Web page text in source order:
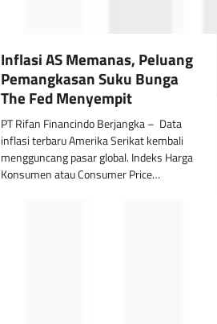
Inflasi AS Memanas, Peluang
Pemangkasan Suku Bunga
The Fed Menyempit
PT Rifan Financindo Berjangka – Data
inflasi terbaru Amerika Serikat kembali
mengguncang pasar global. Indeks Harga
Konsumen atau Consumer Price…